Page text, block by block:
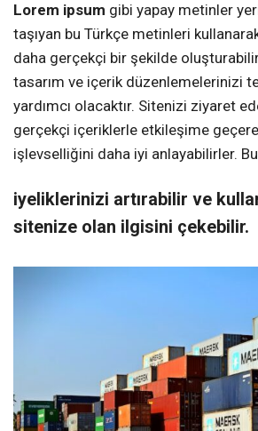
Lorem ipsum gibi yapay metinler
taşıyan bu Türkçe metinleri
daha gerçekçi bir şekilde
tasarım ve içerik düzenlemelerinizi
yardımcı olacaktır. Sitenizi ziyaret
gerçekçi içeriklerle etkileşime
işlevselliğini daha iyi anlayabilirler.
iyeliklerinizi artırabilir ve
sitenize olan ilgisini çekebilir.